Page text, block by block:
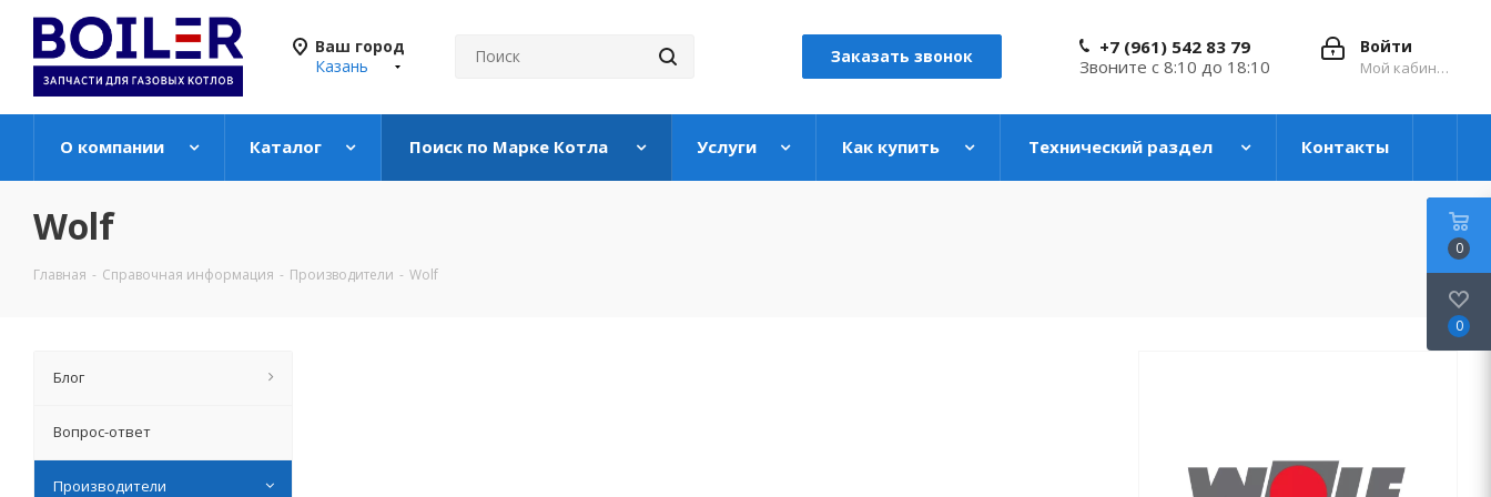
Ваш город
Казань
Заказать звонок Войти
Мой кабинет
+7 (961) 542 83 79
Звоните с 8:10 до 18:10
О компании Каталог Поиск по Марке Котла Услуги Как купить Технический раздел Контакты
Wolf
Главная - Справочная информация - Производители - Wolf
Блог
Вопрос-ответ
Производители
0
0